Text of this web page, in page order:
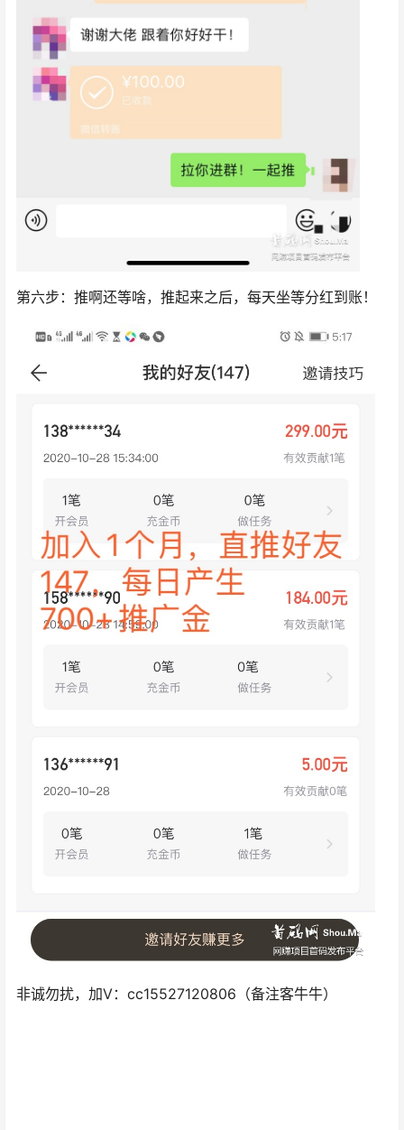
第六步：推啊还等啥，推起来之后，每天坐等分红到账！
非诚勿扰，加V：cc15527120806（备注客牛牛）